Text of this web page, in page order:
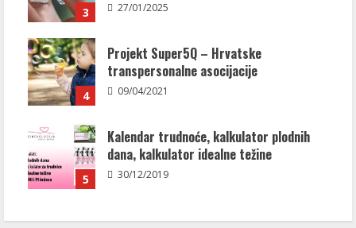
3 27/01/2025
4
Projekt Super5Q – Hrvatske
transpersonalne asocijacije
09/04/2021
5
Kalendar trudnoće, kalkulator plodnih
dana, kalkulator idealne težine
30/12/2019